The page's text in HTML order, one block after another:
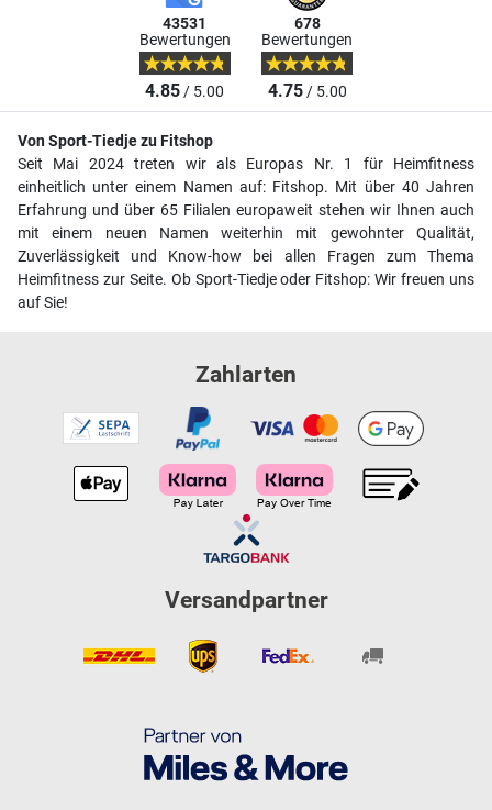
43531
Bewertungen
4.85/ 5.00
678
Bewertungen
4.75/ 5.00
Von Sport-Tiedje zu Fitshop
Seit Mai 2024 treten wir als Europas Nr. 1 für Heimfitness
einheitlich unter einem Namen auf: Fitshop. Mit über 40 Jahren
Erfahrung und über 65 Filialen europaweit stehen wir Ihnen auch
mit einem neuen Namen weiterhin mit gewohnter Qualität,
Zuverlässigkeit und Know-how bei allen Fragen zum Thema
Heimfitness zur Seite. Ob Sport-Tiedje oder Fitshop: Wir freuen uns
auf Sie!
Zahlarten
Versandpartner